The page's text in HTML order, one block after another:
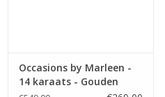
Occasions by Marleen -
14 karaats - Gouden